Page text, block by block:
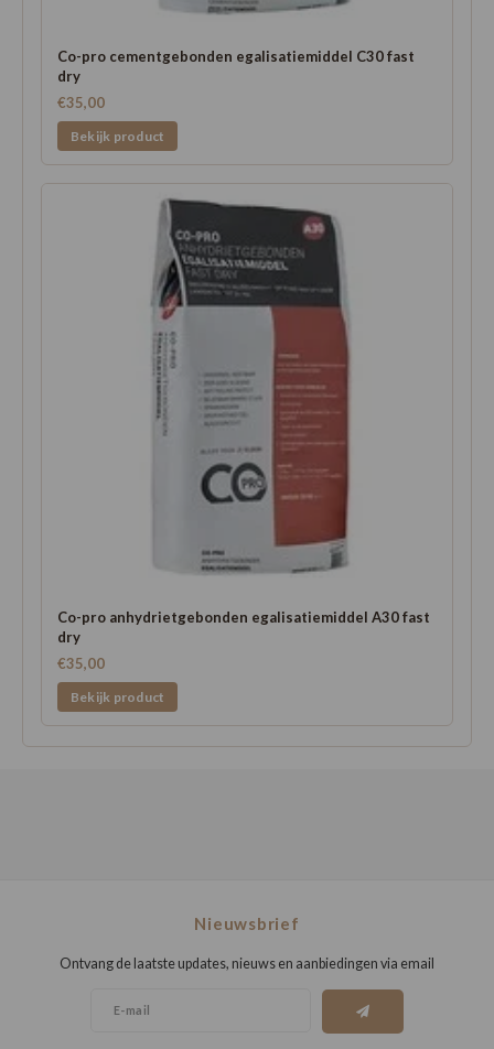
Co-pro cementgebonden egalisatiemiddel C30 fast
dry
€35,00
Bekijk product
Co-pro anhydrietgebonden egalisatiemiddel A30 fast
dry
€35,00
Bekijk product
Nieuwsbrief
Ontvang de laatste updates, nieuws en aanbiedingen via email